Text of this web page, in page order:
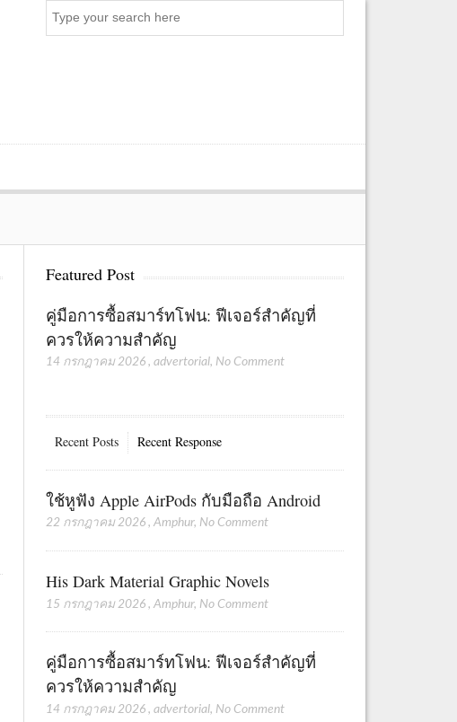
Featured Post
คู่มือการซื้อสมาร์ทโฟน: ฟีเจอร์สำคัญที่
ควรให้ความสำคัญ
14 กรกฎาคม 2026 ,advertorial, No Comment
Recent Posts Recent Response
ใช้หูฟัง Apple AirPods กับมือถือ Android
22 กรกฎาคม 2026 ,Amphur, No Comment
His Dark Material Graphic Novels
15 กรกฎาคม 2026 ,Amphur, No Comment
คู่มือการซื้อสมาร์ทโฟน: ฟีเจอร์สำคัญที่
ควรให้ความสำคัญ
14 กรกฎาคม 2026 ,advertorial, No Comment